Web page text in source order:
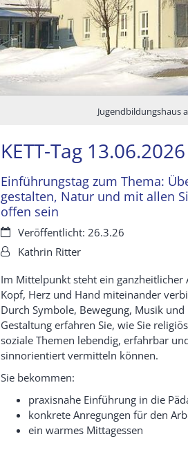
Jugendbildungshaus
KETT-Tag
Einführungstag zum Thema:
gestalten, Natur und mit allen
offen sein
Datum:Veröffentlicht: 26.3.26
Von:Kathrin Ritter
Im Mittelpunkt steht ein ganzheitlicher
Kopf, Herz und Hand miteinander
Durch Symbole, Bewegung, Musik
Gestaltung erfahren Sie, wie Sie
soziale Themen lebendig, erfahrbar
sinnorientiert vermitteln können.
Sie bekommen:
praxisnahe Einführung in die
konkrete Anregungen für den
ein warmes Mittagessen